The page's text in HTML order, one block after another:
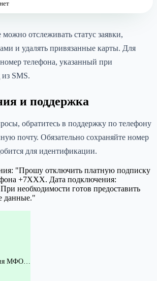
отслеживать статус заявки,
и удалять привязанные карты. Для
телефона, указанный при
SMS.
и поддержка
обратитесь в поддержку по телефону
почту. Обязательно сохраняйте номер
для идентификации.
"Прошу отключить платную подписку
+7XXX. Дата подключения:
необходимости готов предоставить
данные."
МФО…